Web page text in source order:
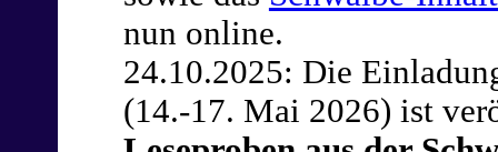
nun online.
24.10.2025: Die
(14.-17. Mai 2026) ist